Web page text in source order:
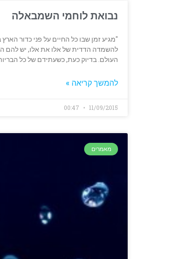
נבואת לוחמי השמבאלה
"מגיע זמן שבו כל החיים על פני כדור
להשמדה הדדית של אלו את אלו, יש להם
העולם. בדיוק כעת, כשעתידם של כל
להמשך קריאה »
11/09/2015
מאמרים